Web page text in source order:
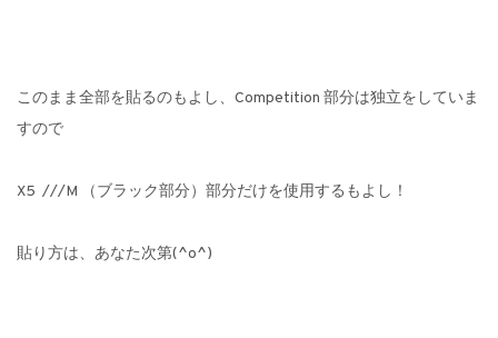
このまま全部を貼るのもよし、Competition 部分は独立をしていま
すので
X5 ///M （ブラック部分）部分だけを使用するもよし！
貼り方は、あなた次第(^o^)